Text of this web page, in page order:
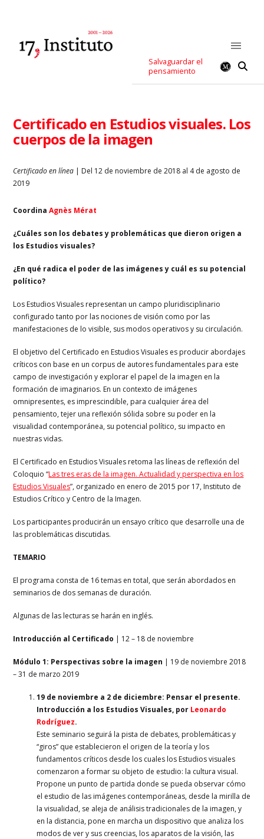
Salvaguardar el
pensamiento
Certificado en Estudios visuales. Los
cuerpos de la imagen
Certificado en línea | Del 12 de noviembre de 2018 al 4 de agosto de
2019
CoordinaAgnès Mérat
¿Cuáles son los debates y problemáticas que dieron origen a
los Estudios visuales?
¿En qué radica el poder de las imágenes y cuál es su potencial
político?
Los Estudios Visuales representan un campo pluridisciplinario
configurado tanto por las nociones de visión como por las
manifestaciones de lo visible, sus modos operativos y su circulación.
El objetivo del Certificado en Estudios Visuales es producir abordajes
críticos con base en un corpus de autores fundamentales para este
campo de investigación y explorar el papel de la imagen en la
formación de imaginarios. En un contexto de imágenes
omnipresentes, es imprescindible, para cualquier área del
pensamiento, tejer una reflexión sólida sobre su poder en la
visualidad contemporánea, su potencial político, su impacto en
nuestras vidas.
El Certificado en Estudios Visuales retoma las líneas de reflexión del
Coloquio “Las tres eras de la imagen. Actualidad y perspectiva en los
Estudios Visuales”, organizado en enero de 2015 por 17, Instituto de
Estudios Crítico y Centro de la Imagen.
Los participantes producirán un ensayo crítico que desarrolle una de
las problemáticas discutidas.
TEMARIO
El programa consta de 16 temas en total, que serán abordados en
seminarios de dos semanas de duración.
Algunas de las lecturas se harán en inglés.
Introducción al Certificado | 12 – 18 de noviembre
Módulo 1: Perspectivas sobre la imagen | 19 de noviembre 2018
– 31 de marzo 2019
19 de noviembre a 2 de diciembre: Pensar el presente.
Introducción a los Estudios Visuales, por Leonardo
Rodríguez.
Este seminario seguirá la pista de debates, problemáticas y
“giros” que establecieron el origen de la teoría y los
fundamentos críticos desde los cuales los Estudios visuales
comenzaron a formar su objeto de estudio: la cultura visual.
Propone un punto de partida donde se pueda observar cómo
el estudio de las imágenes contemporáneas, desde la mirilla de
la visualidad, se aleja de análisis tradicionales de la imagen, y
en la distancia, pone en marcha un dispositivo que analiza los
modos de ver y sus creencias, los aparatos de la visión, las